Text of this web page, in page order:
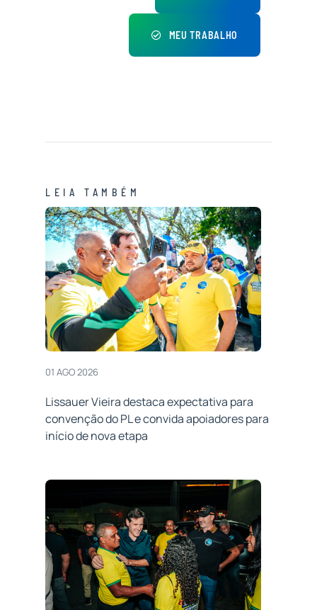
MEU TRABALHO
LEIA TAMBÉM
01 AGO 2026
Lissauer Vieira destaca expectativa para
convenção do PL e convida apoiadores para
início de nova etapa